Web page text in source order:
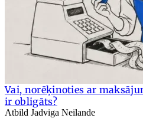
Vai, norēķinoties ar
ir obligāts?
Atbild Jadviga Neilande